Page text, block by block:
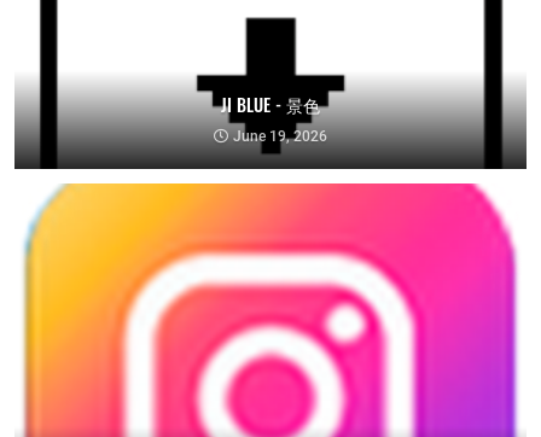
JI BLUE - 景色
June 19, 2026